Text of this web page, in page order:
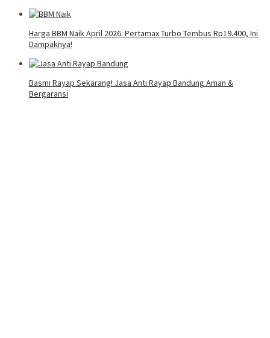
Harga BBM Naik April 2026: Pertamax Turbo Tembus Rp19.400, Ini
Dampaknya!
Basmi Rayap Sekarang! Jasa Anti Rayap Bandung Aman &
Bergaransi